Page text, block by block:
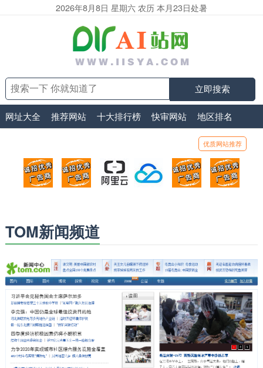
2026年8月8日 星期六 农历 本月23日处暑
立即搜索
网址大全 推荐网站 十大排行榜 快审网站 地区排名
优质网站推荐
顶部广告位1
广告位招商_广告位待售
顶部广告位2
广告位招商_广告位待售
阿里云
打折活动、99元/年
腾讯云
优惠打折，99元/年
顶部广告位5
广告位招商_
TOM新闻频道